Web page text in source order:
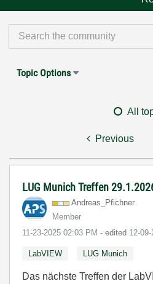
Topic Options
All
Previous
LUG Munich Treffen
Andreas_Pfichner
Member
‎11-23-2025 02:03 PM - edited ‎12-
LabVIEW LUG Munich
Das nächste Treffen der